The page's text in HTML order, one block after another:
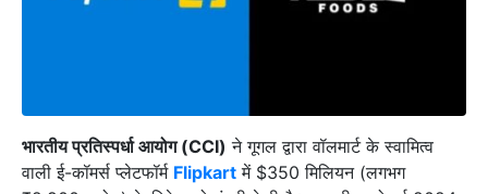
भारतीय प्रतिस्पर्धा आयोग (CCI) ने गूगल द्वारा वॉलमार्ट के स्वामित्व
वाली ई-कॉमर्स प्लेटफॉर्म Flipkart में $350 मिलियन (लगभग